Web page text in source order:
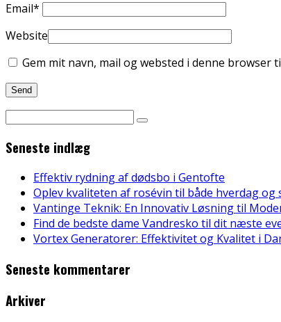
Email*
Website
Gem mit navn, mail og websted i denne
Seneste indlæg
Effektiv rydning af dødsbo i Gentofte
Oplev kvaliteten af rosévin til både hverdag
Vantinge Teknik: En Innovativ Løsning til
Find de bedste dame Vandresko til dit næste
Vortex Generatorer: Effektivitet og Kvalitet i
Seneste kommentarer
Arkiver